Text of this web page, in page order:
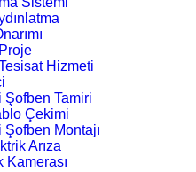
Hizmeti
Tamiri
Çekimi
Montajı
Arıza
Kamerası